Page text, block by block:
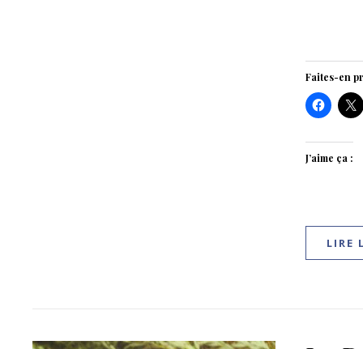
Faites-en
J’aime ça :
LIRE